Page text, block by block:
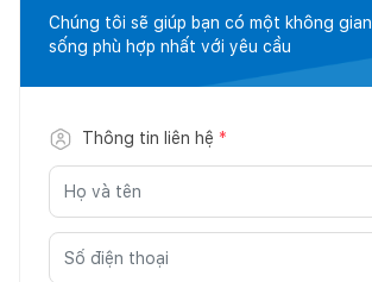
Chúng tôi sẽ giúp bạn có một không gian
sống phù hợp nhất với yêu cầu
Thông tin liên hệ *